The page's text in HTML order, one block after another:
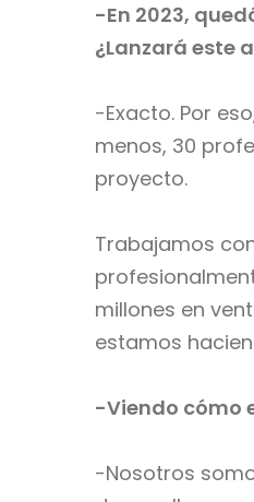
-En 2023,
¿Lanzará este
-Exacto. Por
menos, 30
proyecto.
Trabajamos
millones en
estamos
-Viendo cómo
-Nosotros